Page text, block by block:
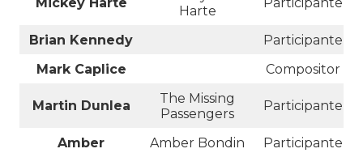
Harte
Brian Kennedy
Participante
Mark Caplice
Compositor
Martin Dunlea
The Missing
Passengers
Participante
Amber Amber Bondin Participante